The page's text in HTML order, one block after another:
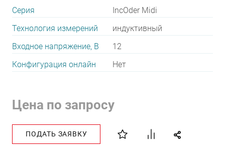
Серия
IncOder Midi
Технология измерений
индуктивный
Входное напряжение, В
12
Конфигурация онлайн
Нет
Цена по запросу
ПОДАТЬ ЗАЯВКУ